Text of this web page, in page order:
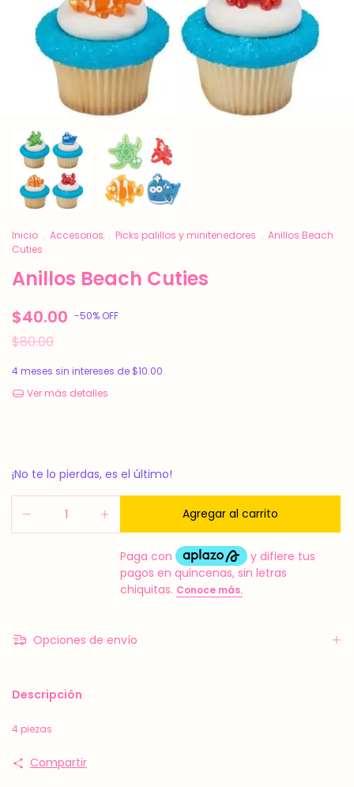
Inicio . Accesorios . Picks palillos y minitenedores . Anillos Beach
Cuties
Anillos Beach Cuties
$40.00 -50% OFF
$80.00
4meses sin intereses de $10.00
Ver más detalles
¡No te lo pierdas, es el último!
Opciones de envío
Descripción
4 piezas
Compartir